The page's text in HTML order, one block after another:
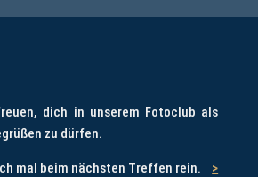
dich in unserem Fotoclub als
zu dürfen.
mal beim nächsten Treffen rein. >